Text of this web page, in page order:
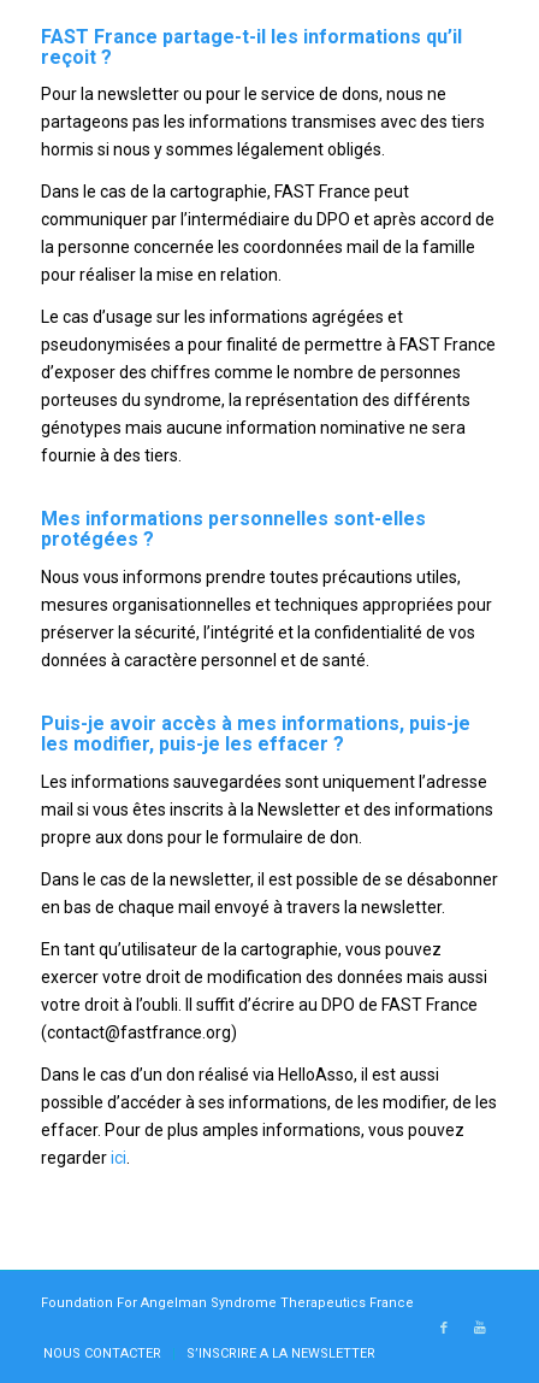
FAST France partage-t-il les informations qu’il
reçoit ?
Pour la newsletter ou pour le service de dons, nous ne
partageons pas les informations transmises avec des tiers
hormis si nous y sommes légalement obligés.
Dans le cas de la cartographie, FAST France peut
communiquer par l’intermédiaire du DPO et après accord de
la personne concernée les coordonnées mail de la famille
pour réaliser la mise en relation.
Le cas d’usage sur les informations agrégées et
pseudonymisées a pour finalité de permettre à FAST France
d’exposer des chiffres comme le nombre de personnes
porteuses du syndrome, la représentation des différents
génotypes mais aucune information nominative ne sera
fournie à des tiers.
Mes informations personnelles sont-elles
protégées ?
Nous vous informons prendre toutes précautions utiles,
mesures organisationnelles et techniques appropriées pour
préserver la sécurité, l’intégrité et la confidentialité de vos
données à caractère personnel et de santé.
Puis-je avoir accès à mes informations, puis-je
les modifier, puis-je les effacer ?
Les informations sauvegardées sont uniquement l’adresse
mail si vous êtes inscrits à la Newsletter et des informations
propre aux dons pour le formulaire de don.
Dans le cas de la newsletter, il est possible de se désabonner
en bas de chaque mail envoyé à travers la newsletter.
En tant qu’utilisateur de la cartographie, vous pouvez
exercer votre droit de modification des données mais aussi
votre droit à l’oubli. Il suffit d’écrire au DPO de FAST France
(contact@fastfrance.org)
Dans le cas d’un don réalisé via HelloAsso, il est aussi
possible d’accéder à ses informations, de les modifier, de les
effacer. Pour de plus amples informations, vous pouvez
regarderici
Foundation For Angelman Syndrome Therapeutics France
NOUS CONTACTER S’INSCRIRE A LA NEWSLETTER